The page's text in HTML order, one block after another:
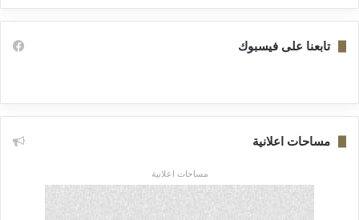
تابعنا على فيسبوك
مساحات اعلانية
مساحات اعلانية